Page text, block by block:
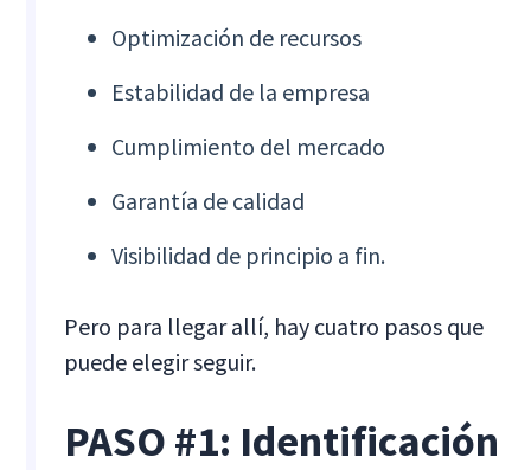
Optimización de recursos
Estabilidad de la empresa
Cumplimiento del mercado
Garantía de calidad
Visibilidad de principio a fin.
Pero para llegar allí, hay cuatro pasos que
puede elegir seguir.
PASO #1: Identificación